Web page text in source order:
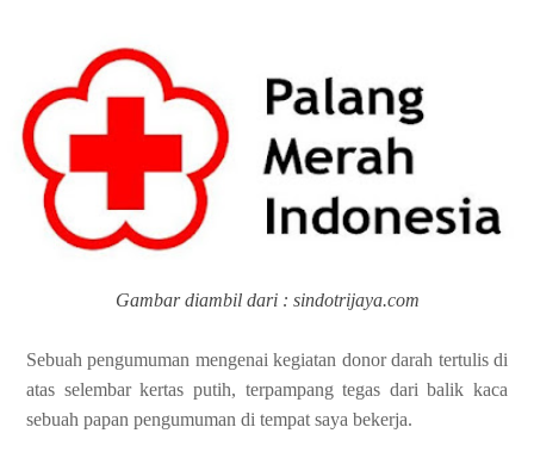
Gambar diambil dari : sindotrijaya.com
Sebuah pengumuman mengenai kegiatan donor darah tertulis di
atas selembar kertas putih, terpampang tegas dari balik kaca
sebuah papan pengumuman di tempat saya bekerja.